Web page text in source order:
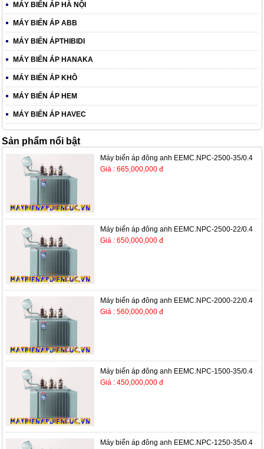
MÁY BIẾN ÁP HÀ NỘI
MÁY BIẾN ÁP ABB
MÁY BIẾN ÁPTHIBIDI
MÁY BIẾN ÁP HANAKA
MÁY BIẾN ÁP KHÔ
MÁY BIẾN ÁP HEM
MÁY BIẾN ÁP HAVEC
Sản phẩm nổi bật
Máy biến áp đông anh EEMC.NPC-2500-35/0.4
Giá : 665,000,000 đ
Máy biến áp đông anh EEMC.NPC-2500-22/0.4
Giá : 650,000,000 đ
Máy biến áp đông anh EEMC.NPC-2000-22/0.4
Giá : 560,000,000 đ
Máy biến áp đông anh EEMC.NPC-1500-35/0.4
Giá : 450,000,000 đ
Máy biến áp đông anh EEMC.NPC-1250-35/0.4